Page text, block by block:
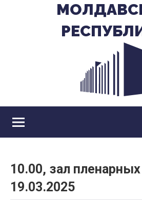
10.00, зал
19.03.2025